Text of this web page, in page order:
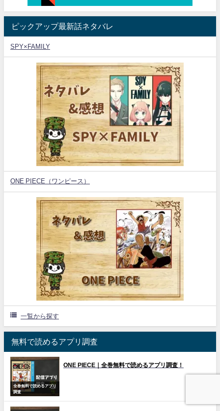
ピックアップ最新話ネタバレ
SPY×FAMILY
ONE PIECE（ワンピース）
一覧から探す
無料で読めるアプリ調査
全巻無料で読めるアプリ
調査
ONE PIECE｜全巻無料で読めるアプリ調査！